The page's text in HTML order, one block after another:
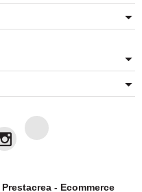
Prestacrea - Ecommerce